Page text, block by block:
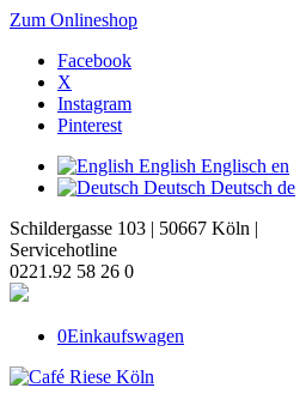
Zum Onlineshop
Facebook
X
Instagram
Pinterest
English Englisch en
Deutsch Deutsch de
Schildergasse 103 | 50667 Köln |
Servicehotline
0221.92 58 26 0
0Einkaufswagen